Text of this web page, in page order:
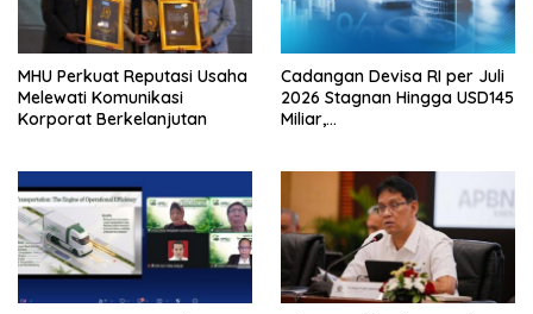
MHU Perkuat Reputasi Usaha
Melewati Komunikasi
Korporat Berkelanjutan
Cadangan Devisa RI per Juli
2026 Stagnan Hingga USD145
Miliar,
dan Internasional